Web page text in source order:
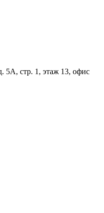
5А, стр. 1, этаж 13, офис